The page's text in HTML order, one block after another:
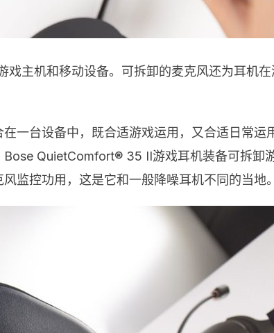
主机和移动设备。可拆卸的麦克风还为耳机
一台设备中，既合适游戏运用，又合适日常
QuietComfort® 35 II游戏耳机装备可拆卸
监控功用，这是它和一般降噪耳机不同的当地。